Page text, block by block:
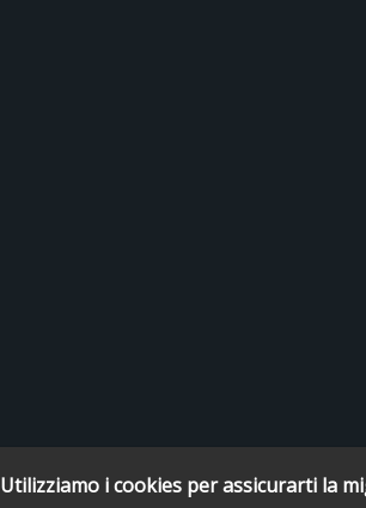
Utilizziamo i cookies per assicurarti la